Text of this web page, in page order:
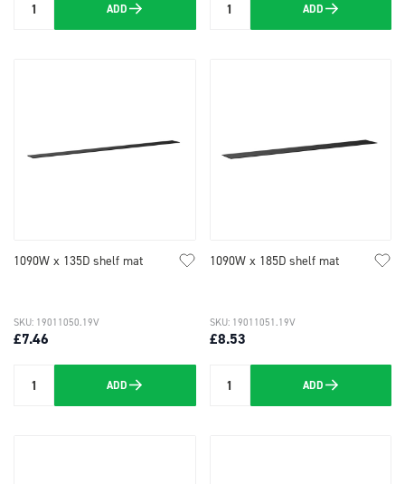
Quantity ADD Quantity ADD
1090W x 135D shelf mat
£7.46
SKU: 19011050.19V
Quantity ADD
1090W x 185D shelf mat
£8.53
SKU: 19011051.19V
Quantity ADD